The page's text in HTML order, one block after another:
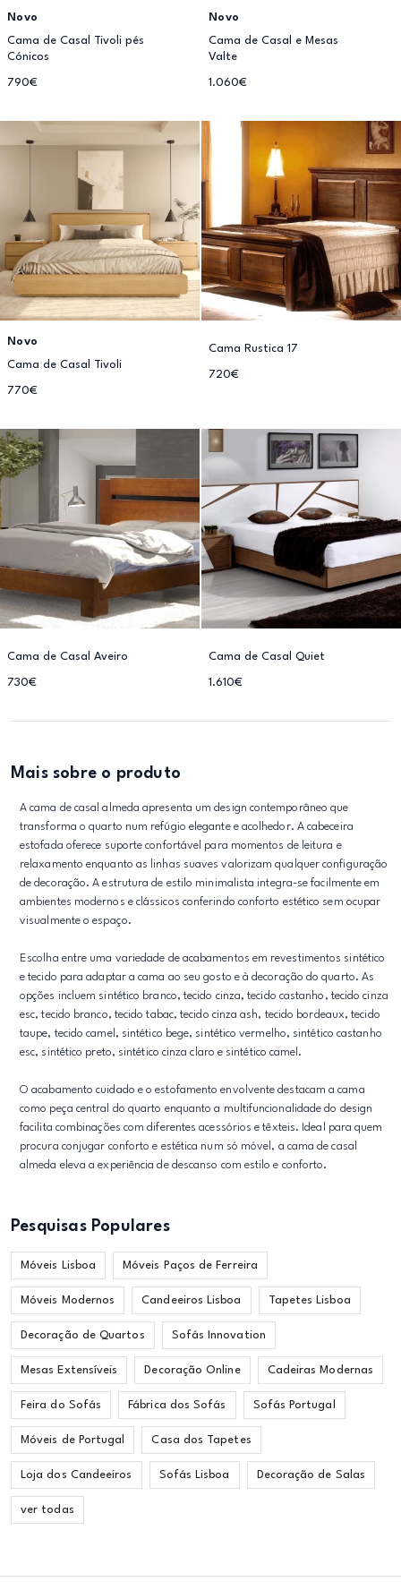
Novo
Cama de Casal Tivoli pés
Cónicos
790€
Novo
Cama de Casal e Mesas
Valte
1.060€
Novo
Cama de Casal Tivoli
770€
Cama Rustica 17
720€
Cama de Casal Aveiro
730€
Cama de Casal Quiet
1.610€
Mais sobre o produto
A cama de casal almeda apresenta um design contemporâneo que
transforma o quarto num refúgio elegante e acolhedor. A cabeceira
estofada oferece suporte confortável para momentos de leitura e
relaxamento enquanto as linhas suaves valorizam qualquer configuração
de decoração. A estrutura de estilo minimalista integra-se facilmente em
ambientes modernos e clássicos conferindo conforto estético sem ocupar
visualmente o espaço.
Escolha entre uma variedade de acabamentos em revestimentos sintético
e tecido para adaptar a cama ao seu gosto e à decoração do quarto. As
opções incluem sintético branco, tecido cinza, tecido castanho, tecido cinza
esc, tecido branco, tecido tabac, tecido cinza ash, tecido bordeaux, tecido
taupe, tecido camel, sintético bege, sintético vermelho, sintético castanho
esc, sintético preto, sintético cinza claro e sintético camel.
O acabamento cuidado e o estofamento envolvente destacam a cama
como peça central do quarto enquanto a multifuncionalidade do design
facilita combinações com diferentes acessórios e têxteis. Ideal para quem
procura conjugar conforto e estética num só móvel, a cama de casal
almeda eleva a experiência de descanso com estilo e conforto.
Pesquisas Populares
Móveis Lisboa Móveis Paços de Ferreira
Móveis Modernos Candeeiros Lisboa Tapetes Lisboa
Decoração de Quartos Sofás Innovation
Mesas Extensíveis Decoração Online Cadeiras Modernas
Feira do Sofás Fábrica dos Sofás Sofás Portugal
Móveis de Portugal Casa dos Tapetes
Loja dos Candeeiros Sofás Lisboa Decoração de Salas
ver todas